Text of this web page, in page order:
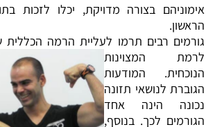
‏אימוניהם בצורה מדויקת, יכלו לזכות
הראשון.
‏גורמים רבים תרמו לעליית הרמה הכללית
לרמת המצוינות
הנוכחית. המודעות
הגוברת לנושאי תזונה
נכונה הינה אחד
הגורמים לכך. בנוסף,